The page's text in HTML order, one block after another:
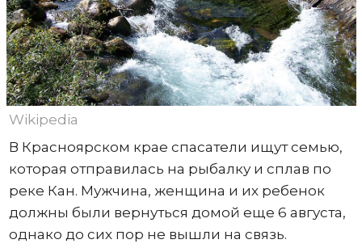
Wikipedia
В Красноярском крае спасатели ищут семью,
которая отправилась на рыбалку и сплав по
реке Кан. Мужчина, женщина и их ребенок
должны были вернуться домой еще 6 августа,
однако до сих пор не вышли на связь.